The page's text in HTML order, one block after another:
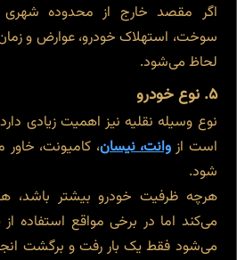
اگر مقصد خارج از محدوده شهری
سوخت، استهلاک خودرو، عوارض و زمان
لحاظ می‌شود.
۵. نوع خودرو
نوع وسیله نقلیه نیز اهمیت زیادی
است ازوانت، نیسان، کامیونت،
شود.
هرچه ظرفیت خودرو بیشتر باشد،
می‌کند اما در برخی مواقع استفاده
می‌شود فقط یک بار رفت و برگشت